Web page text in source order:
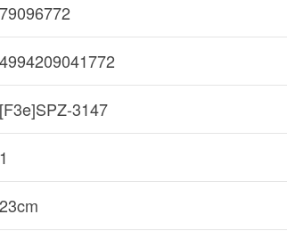
79096772
4994209041772
[F3e]SPZ-3147
1
23cm